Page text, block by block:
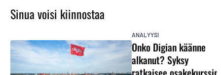
Sinua voisi kiinnostaa
ANALYYSI
Onko Digian käänne
alkanut? Syksy